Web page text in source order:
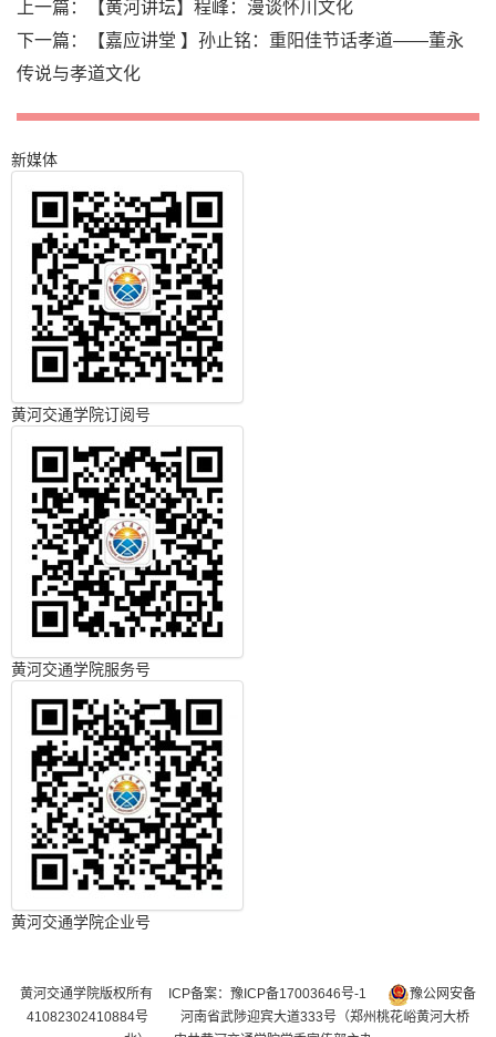
上一篇：
【黄河讲坛】程峰：漫谈怀川文化
下一篇：
【嘉应讲堂 】孙止铭：重阳佳节话孝道——董永
传说与孝道文化
新媒体
黄河交通学院订阅号
黄河交通学院服务号
黄河交通学院企业号
黄河交通学院版权所有 ICP备案：豫ICP备17003646号-1
豫公网安备
41082302410884号
河南省武陟迎宾大道333号（郑州桃花峪黄河大桥